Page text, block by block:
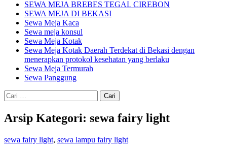
SEWA MEJA BREBES TEGAL CIREBON
SEWA MEJA DI BEKASI
Sewa Meja Kaca
Sewa meja konsul
Sewa Meja Kotak
Sewa Meja Kotak Daerah Terdekat di Bekasi dengan
menerapkan protokol kesehatan yang berlaku
Sewa Meja Termurah
Sewa Panggung
Cari
untuk:
Arsip Kategori: sewa fairy light
sewa fairy light, sewa lampu fairy light